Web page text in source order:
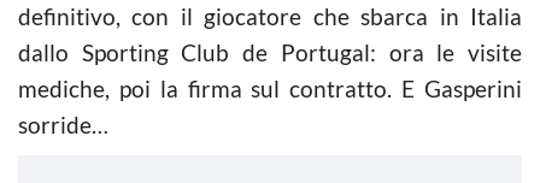
definitivo, con il giocatore che sbarca in Italia
dallo Sporting Club de Portugal: ora le visite
mediche, poi la firma sul contratto. E Gasperini
sorride…